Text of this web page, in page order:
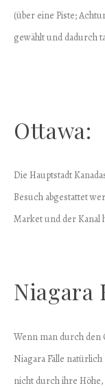
(über eine Piste;
gewählt und dadurch
Ottawa:
Die Hauptstadt
Besuch abgestattet
Market und der Kanal
Niagara
Wenn man durch den
Niagara Fälle
nicht durch ihre